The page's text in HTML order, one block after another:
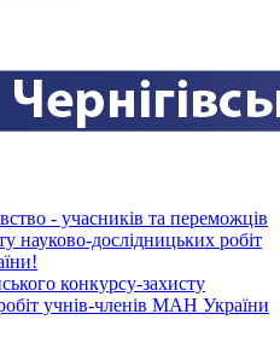
- учасників та переможців
науково-дослідницьких робіт
конкурсу-захисту
учнів-членів МАН України